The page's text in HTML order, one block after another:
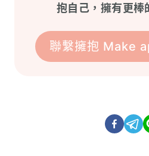
抱自己，擁有更棒
聯繫擁抱 Make